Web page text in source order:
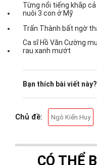
Từng nổi tiếng khắp
nuôi 3 con ở Mỹ
Trấn Thành bất ngờ
Ca sĩ Hồ Văn Cường
rau xanh mướt
Bạn thích bài viết này?
Chủ đề: Ngô Kiến Huy
CÓ THỂ